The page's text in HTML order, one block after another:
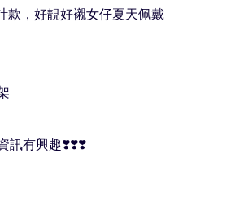
款，好靚好襯女仔夏天佩戴
訊有興趣❣️❣️❣️